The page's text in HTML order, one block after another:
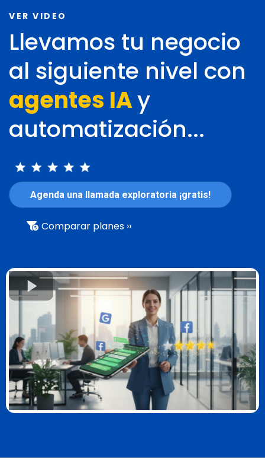
VER VIDEO
Llevamos tu negocio
al siguiente nivel con
agentes IAy
automatización...
Agenda una llamada exploratoria ¡gratis!
Comparar planes ››